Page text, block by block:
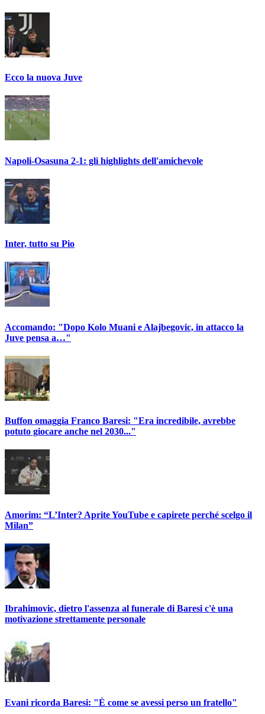
Ecco la nuova Juve
Napoli-Osasuna 2-1: gli highlights dell'amichevole
Inter, tutto su Pio
Accomando: "Dopo Kolo Muani e Alajbegovic, in attacco la
Juve pensa a…"
Buffon omaggia Franco Baresi: "Era incredibile, avrebbe
potuto giocare anche nel 2030..."
Amorim: “L’Inter? Aprite YouTube e capirete perché scelgo il
Milan”
Ibrahimovic, dietro l'assenza al funerale di Baresi c'è una
motivazione strettamente personale
Evani ricorda Baresi: "È come se avessi perso un fratello"